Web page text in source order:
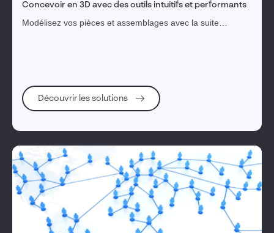
Concevoir en 3D avec des outils intuitifs et performants
Modélisez vos pièces et assemblages avec la suite
Découvrir les solutions